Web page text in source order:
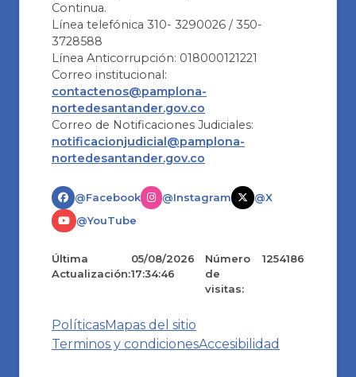
Continua.
Línea telefónica 310- 3290026 / 350-
3728588
Línea Anticorrupción: 018000121221
Correo institucional:
contactenos@pamplona-
nortedesantander.gov.co
Correo de Notificaciones Judiciales:
notificacionjudicial@pamplona-
nortedesantander.gov.co
@Facebook @Instagram
@X
@YouTube
Última
Actualización:
05/08/2026
17:34:46
Número
de
visitas:
1254186
PolíticasMapas del sitio
Terminos y condicionesAccesibilidad